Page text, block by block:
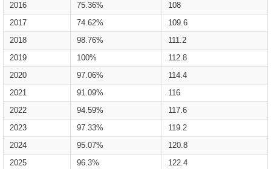
2016
75.36%
108
2017
74.62%
109.6
2018
98.76%
111.2
2019
100%
112.8
2020
97.06%
114.4
2021
91.09%
116
2022
94.59%
117.6
2023
97.33%
119.2
2024
95.07%
120.8
2025
96.3% 122.4